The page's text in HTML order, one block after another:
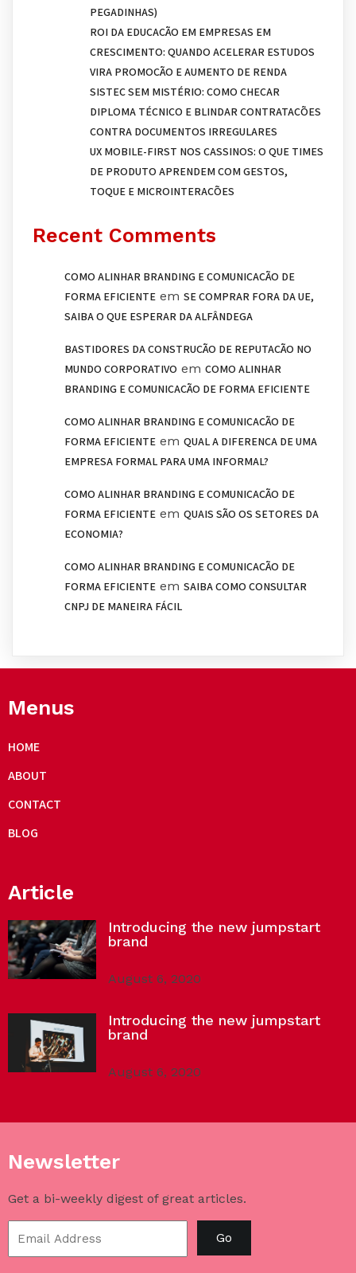
PEGADINHAS)
ROI DA EDUCAÇÃO EM EMPRESAS EM
CRESCIMENTO: QUANDO ACELERAR ESTUDOS
VIRA PROMOÇÃO E AUMENTO DE RENDA
SISTEC SEM MISTÉRIO: COMO CHECAR
DIPLOMA TÉCNICO E BLINDAR CONTRATAÇÕES
CONTRA DOCUMENTOS IRREGULARES
UX MOBILE-FIRST NOS CASSINOS: O QUE TIMES
DE PRODUTO APRENDEM COM GESTOS,
TOQUE E MICROINTERAÇÕES
Recent Comments
COMO ALINHAR BRANDING E COMUNICAÇÃO DE
FORMA EFICIENTE em SE COMPRAR FORA DA UE,
SAIBA O QUE ESPERAR DA ALFÂNDEGA
BASTIDORES DA CONSTRUÇÃO DE REPUTAÇÃO NO
MUNDO CORPORATIVO em COMO ALINHAR
BRANDING E COMUNICAÇÃO DE FORMA EFICIENTE
COMO ALINHAR BRANDING E COMUNICAÇÃO DE
FORMA EFICIENTE em QUAL A DIFERENÇA DE UMA
EMPRESA FORMAL PARA UMA INFORMAL?
COMO ALINHAR BRANDING E COMUNICAÇÃO DE
FORMA EFICIENTE em QUAIS SÃO OS SETORES DA
ECONOMIA?
COMO ALINHAR BRANDING E COMUNICAÇÃO DE
FORMA EFICIENTE em SAIBA COMO CONSULTAR
CNPJ DE MANEIRA FÁCIL
Menus
HOME
ABOUT
CONTACT
BLOG
Article
Introducing the new jumpstart
brand
August 6, 2020
Introducing the new jumpstart
brand
August 6, 2020
Newsletter
Get a bi-weekly digest of great articles.
Go